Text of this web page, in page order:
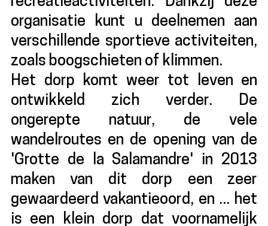
organisatie kunt u deelnemen aan
verschillende sportieve activiteiten,
zoals boogschieten of klimmen.
Het dorp komt weer tot leven en
ontwikkeld zich verder. De
ongerepte natuur, de vele
wandelroutes en de opening van de
'Grotte de la Salamandre' in 2013
maken van dit dorp een zeer
gewaardeerd vakantieoord, en ... het
is een klein dorp dat voornamelijk